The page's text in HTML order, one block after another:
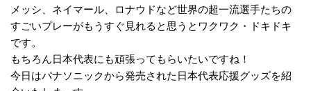
メッシ、ネイマール、ロナウドなど世界の超一流選手たちの
すごいプレーがもうすぐ見れると思うとワクワク・ドキドキ
です。
もちろん日本代表にも頑張ってもらいたいですね！
今日はパナソニックから発売された日本代表応援グッズを紹